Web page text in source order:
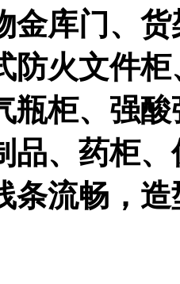
金库门、
防火文件
瓶柜、强
品、药柜
条流畅，